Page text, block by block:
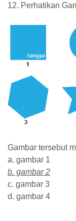
12. Perhatikan
Gambar tersebut
a. gambar 1
b. gambar 2
c. gambar 3
d. gambar 4